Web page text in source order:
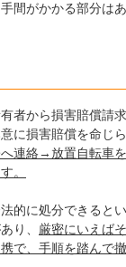
間がかかる部分は
者から損害賠償請
に損害賠償を命じ
連絡→放置自転車
。
的に処分できると
り、 厳密にいえば
で、手順を踏んで